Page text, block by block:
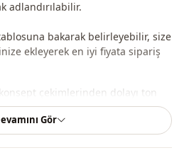
adlandırılabilir.
bakarak belirleyebilir, size
ekleyerek en iyi fiyata sipariş
çekimlerinden dolayı ton
ürünler sadece yine abiye
Değişim yapmak istediğiniz ürünü
Gör